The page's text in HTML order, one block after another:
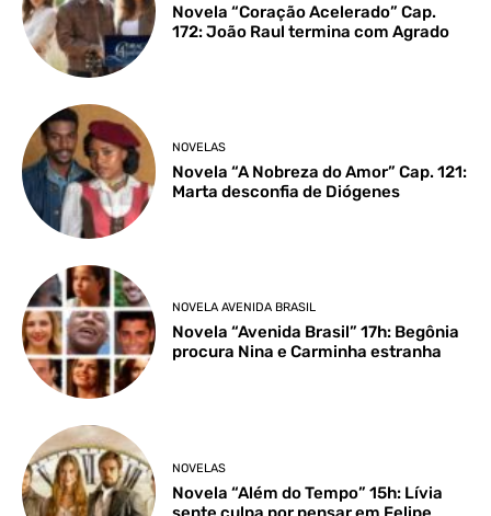
Novela “Coração Acelerado” Cap.
172: João Raul termina com Agrado
NOVELAS
Novela “A Nobreza do Amor” Cap. 121:
Marta desconfia de Diógenes
NOVELA AVENIDA BRASIL
Novela “Avenida Brasil” 17h: Begônia
procura Nina e Carminha estranha
NOVELAS
Novela “Além do Tempo” 15h: Lívia